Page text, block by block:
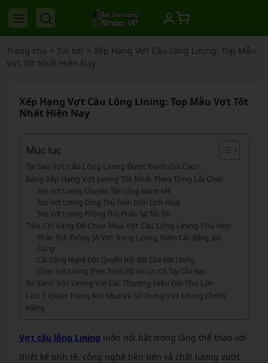
Trang chủ > Tin tức > Xếp Hạng Vợt Cầu Lông Lining: Top Mẫu
Vợt Tốt Nhất Hiện Nay
Xếp Hạng Vợt Cầu Lông Lining: Top Mẫu Vợt Tốt
Nhất Hiện Nay
Mục lục
Tại Sao Vợt Cầu Lông Lining Được Đánh Giá Cao?
Bảng Xếp Hạng Vợt Lining Tốt Nhất Theo Từng Lối Chơi
Top Vợt Lining Chuyên Tấn Công Mạnh Mẽ
Top Vợt Lining Công Thủ Toàn Diện Linh Hoạt
Top Vợt Lining Phòng Thủ Phản Tạt Tốc Độ
Tiêu Chí Vàng Để Chọn Mua Vợt Cầu Lông Lining Phù Hợp
Phân Tích Thông Số Vợt: Trọng Lượng, Điểm Cân Bằng, Độ
Cứng
Các Công Nghệ Độc Quyền Nổi Bật Của Vợt Lining
Chọn Vợt Lining Theo Trình Độ Và Lực Cổ Tay Của Bạn
So Sánh Vợt Lining Với Các Thương Hiệu Đối Thủ Lớn
Lưu Ý Quan Trọng Khi Mua Và Sử Dụng Vợt Lining Chính
Hãng
Vợt cầu lông Lining luôn nổi bật trong làng thể thao với
thiết kế tinh tế, công nghệ tiên tiến và chất lượng vượt